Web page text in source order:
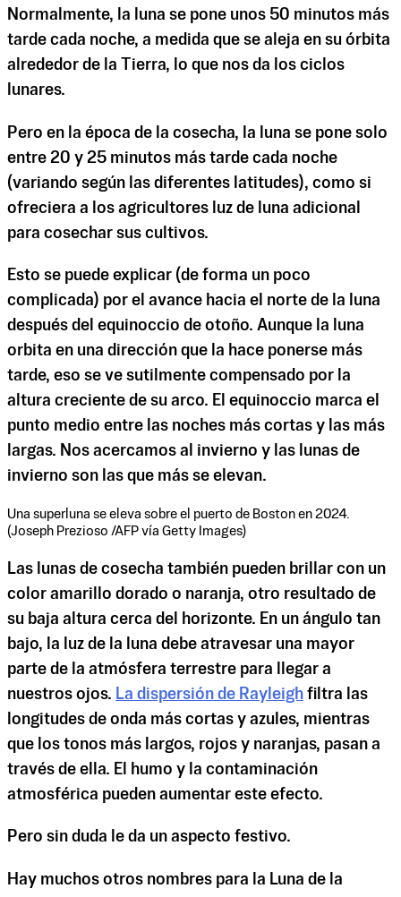
Normalmente, la luna se pone unos 50 minutos más
tarde cada noche, a medida que se aleja en su órbita
alrededor de la Tierra, lo que nos da los ciclos
lunares.
Pero en la época de la cosecha, la luna se pone solo
entre 20 y 25 minutos más tarde cada noche
(variando según las diferentes latitudes), como si
ofreciera a los agricultores luz de luna adicional
para cosechar sus cultivos.
Esto se puede explicar (de forma un poco
complicada) por el avance hacia el norte de la luna
después del equinoccio de otoño. Aunque la luna
orbita en una dirección que la hace ponerse más
tarde, eso se ve sutilmente compensado por la
altura creciente de su arco. El equinoccio marca el
punto medio entre las noches más cortas y las más
largas. Nos acercamos al invierno y las lunas de
invierno son las que más se elevan.
Una superluna se eleva sobre el puerto de Boston en 2024.
(Joseph Prezioso /AFP vía Getty Images)
Las lunas de cosecha también pueden brillar con un
color amarillo dorado o naranja, otro resultado de
su baja altura cerca del horizonte. En un ángulo tan
bajo, la luz de la luna debe atravesar una mayor
parte de la atmósfera terrestre para llegar a
nuestros ojos. La dispersión de Rayleigh filtra las
longitudes de onda más cortas y azules, mientras
que los tonos más largos, rojos y naranjas, pasan a
través de ella. El humo y la contaminación
atmosférica pueden aumentar este efecto.
Pero sin duda le da un aspecto festivo.
Hay muchos otros nombres para la Luna de la